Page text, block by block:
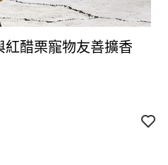
紅醋栗寵物友善擴香